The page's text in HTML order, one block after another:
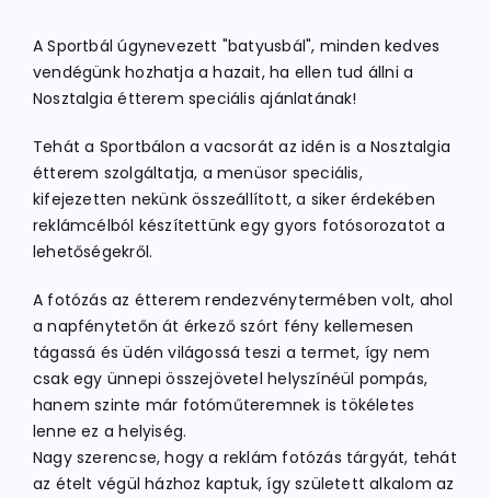
ATLÉTIKA
KERÉKPÁR
EGYÉB SPORTÁGAK
PÁLYÁK
ELÉRHETŐSÉGEK
TAGDÍJ BEFIZETÉS
A Sportbál úgynevezett "batyusbál", minden kedves
vendégünk hozhatja a hazait, ha ellen tud állni a
Nosztalgia étterem speciális ajánlatának!
Tehát a Sportbálon a vacsorát az idén is a Nosztalgia
étterem szolgáltatja, a menüsor speciális,
kifejezetten nekünk összeállított, a siker érdekében
reklámcélból készítettünk egy gyors fotósorozatot a
lehetőségekről.
A fotózás az étterem rendezvénytermében volt, ahol
a napfénytetőn át érkező szórt fény kellemesen
tágassá és üdén világossá teszi a termet, így nem
csak egy ünnepi összejövetel helyszínéül pompás,
hanem szinte már fotóműteremnek is tökéletes
lenne ez a helyiség.
Nagy szerencse, hogy a reklám fotózás tárgyát, tehát
az ételt végül házhoz kaptuk, így született alkalom az